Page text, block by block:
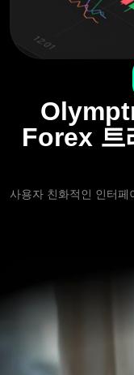
Forex 트
사용자 친화적인 인터페